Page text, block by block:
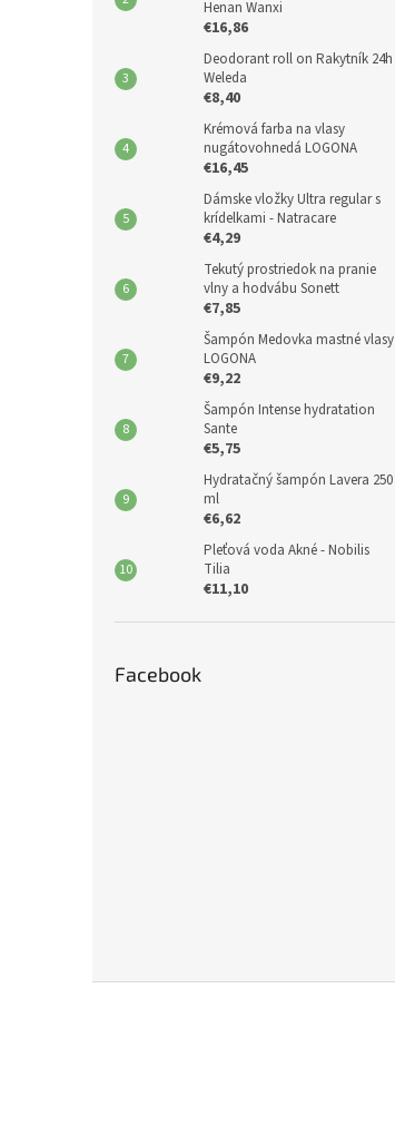
Henan Wanxi
€16,86
Deodorant roll on Rakytník 24h
Weleda
€8,40
Krémová farba na vlasy
nugátovohnedá LOGONA
€16,45
Dámske vložky Ultra regular s
krídelkami - Natracare
€4,29
Tekutý prostriedok na pranie
vlny a hodvábu Sonett
€7,85
Šampón Medovka mastné vlasy
LOGONA
€9,22
Šampón Intense hydratation
Sante
€5,75
Hydratačný šampón Lavera 250
ml
€6,62
Pleťová voda Akné - Nobilis
Tilia
€11,10
Facebook